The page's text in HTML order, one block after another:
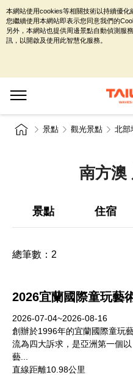
景點 觀光景點 北部
南方澳
景點 住宿
總筆數： 2
2026宜蘭國際童玩藝
2026-07-04~2026-08-16
創辦於1996年的宜蘭國際童玩
流為四大訴求，是亞洲第一個
藝...
直線距離10.98公里
本網站使用cookies等相關技術以持續優
您繼續使用本網站即表示您同意我們的
另外，本網站也提供周邊景點自動偵測服
訊，以開啟及使用此智慧化服務。